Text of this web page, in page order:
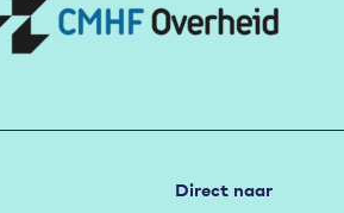
Direct naar